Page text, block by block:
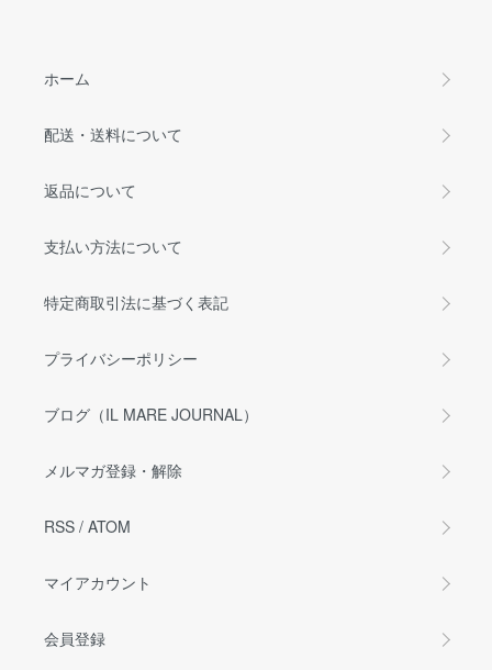
ホーム
配送・送料について
返品について
支払い方法について
特定商取引法に基づく表記
プライバシーポリシー
ブログ（IL MARE JOURNAL）
メルマガ登録・解除
RSS / ATOM
マイアカウント
会員登録